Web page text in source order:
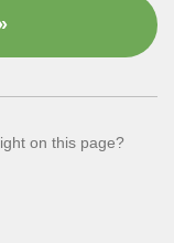
on this page?